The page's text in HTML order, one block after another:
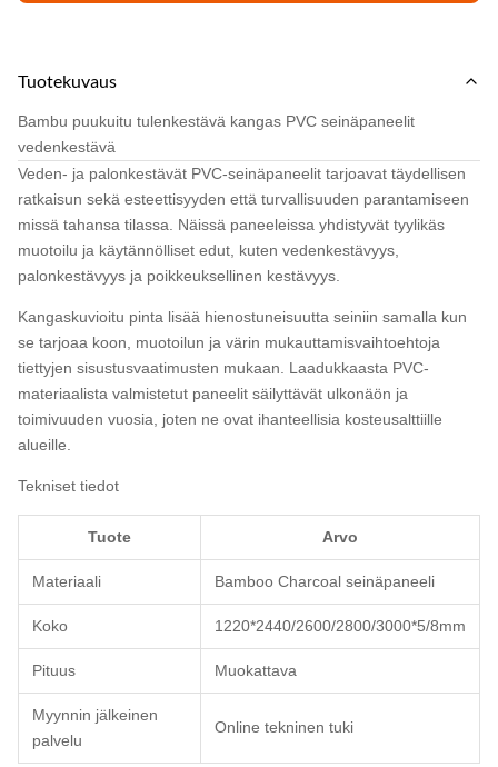
Tuotekuvaus
Bambu puukuitu tulenkestävä kangas PVC seinäpaneelit
vedenkestävä
Veden- ja palonkestävät PVC-seinäpaneelit tarjoavat täydellisen
ratkaisun sekä esteettisyyden että turvallisuuden parantamiseen
missä tahansa tilassa. Näissä paneeleissa yhdistyvät tyylikäs
muotoilu ja käytännölliset edut, kuten vedenkestävyys,
palonkestävyys ja poikkeuksellinen kestävyys.
Kangaskuvioitu pinta lisää hienostuneisuutta seiniin samalla kun
se tarjoaa koon, muotoilun ja värin mukauttamisvaihtoehtoja
tiettyjen sisustusvaatimusten mukaan. Laadukkaasta PVC-
materiaalista valmistetut paneelit säilyttävät ulkonäön ja
toimivuuden vuosia, joten ne ovat ihanteellisia kosteusalttiille
alueille.
Tekniset tiedot
Tuote Arvo
Materiaali Bamboo Charcoal seinäpaneeli
Koko 1220*2440/2600/2800/3000*5/8mm
Pituus Muokattava
Myynnin jälkeinen
palvelu
Online tekninen tuki